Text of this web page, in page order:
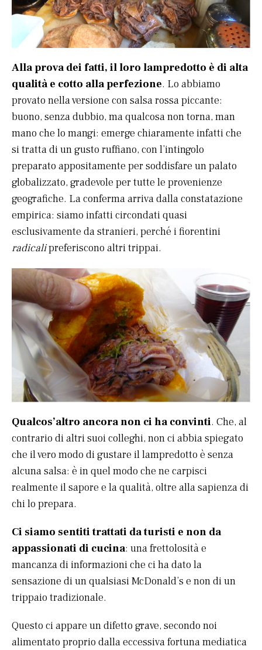
Alla prova dei fatti, il loro lampredotto è di alta
qualità e cotto alla perfezione. Lo abbiamo
provato nella versione con salsa rossa piccante:
buono, senza dubbio, ma qualcosa non torna, man
mano che lo mangi: emerge chiaramente infatti che
si tratta di un gusto ruffiano, con l’intingolo
preparato appositamente per soddisfare un palato
globalizzato, gradevole per tutte le provenienze
geografiche. La conferma arriva dalla constatazione
empirica: siamo infatti circondati quasi
esclusivamente da stranieri, perché i fiorentini
radicalipreferiscono altri trippai.
Qualcos’altro ancora non ci ha convinti. Che, al
contrario di altri suoi colleghi, non ci abbia spiegato
che il vero modo di gustare il lampredotto è senza
alcuna salsa: è in quel modo che ne carpisci
realmente il sapore e la qualità, oltre alla sapienza di
chi lo prepara.
Ci siamo sentiti trattati da turisti e non da
appassionati di cucina: una frettolosità e
mancanza di informazioni che ci ha dato la
sensazione di un qualsiasi McDonald’s e non di un
trippaio tradizionale.
Questo ci appare un difetto grave, secondo noi
alimentato proprio dalla eccessiva fortuna mediatica